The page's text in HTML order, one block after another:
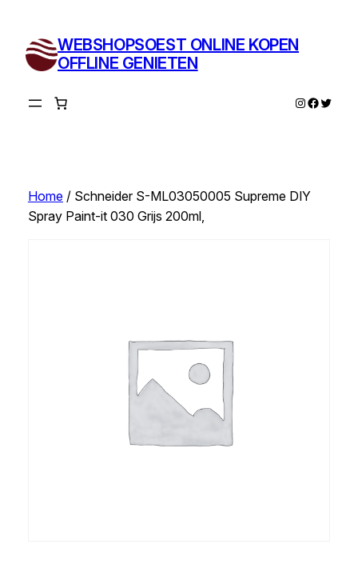
inhoud
WEBSHOPSOEST ONLINE KOPEN
OFFLINE GENIETEN
Instagram
Twitter
Home/ Schneider S-ML03050005 Supreme DIY
Spray Paint-it 030 Grijs 200ml,